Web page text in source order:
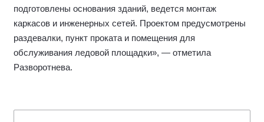
подготовлены основания зданий, ведется монтаж
каркасов и инженерных сетей. Проектом предусмотрены
раздевалки, пункт проката и помещения для
обслуживания ледовой площадки», — отметила
Разворотнева.